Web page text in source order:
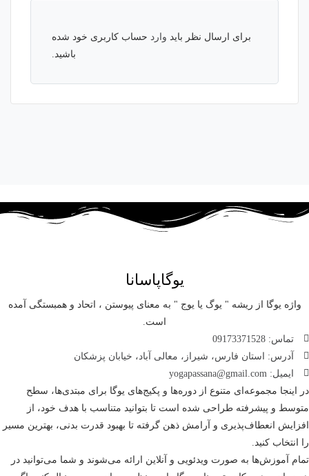
برای ارسال نظر باید وارد حساب کاربری خود شده
باشید.
یوگاپاسانا
واژه یوگا از ریشه " یوگ یا یوج " به معنای پیوستن ، اتحاد و همبستگی آمده
است.
تماس: 09173371528
آدرس: استان فارس، شیراز، معالی آباد، خیابان پزشکان
ایمیل: yogapassana@gmail.com
در اینجا مجموعه‌ای متنوع از دوره‌ها و پکیج‌های یوگا برای مبتدی‌ها، سطح
متوسط و پیشرفته طراحی شده است تا بتوانید متناسب با هدف خود، از
افزایش انعطاف‌پذیری و آرامش ذهن گرفته تا بهبود قدرت بدنی، بهترین مسیر
را انتخاب کنید.
تمام آموزش‌ها به صورت ویدئویی و آنلاین ارائه می‌شوند و شما می‌توانید در